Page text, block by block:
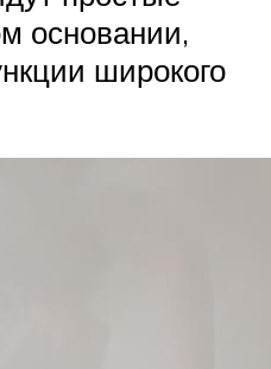
основании,
широкого